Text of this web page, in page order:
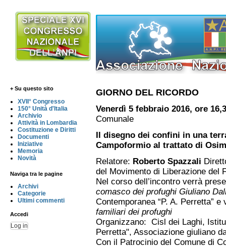
+ Su questo sito
XVII° Congresso
150° Unità d'Italia
Archivio
Attività in Lombardia
Costituzione e Diritti
Documenti
Iniziative
Memoria
Novità
Naviga tra le pagine
Archivi
Categorie
Ultimi commenti
Accedi
Log in
GIORNO DEL RICORDO
Venerdì 5 febbraio 2016, ore
Comunale
Il disegno dei confini in una
Campoformio al trattato di
Relatore: Roberto Spazzali
del Movimento di Liberazione del
Nel corso dell’incontro verrà
comasco dei profughi Giuliano
Contemporanea “P. A. Perretta”
familiari dei profughi
Organizzano: Cisl dei Laghi,
Perretta", Associazione giuliano
Con il Patrocinio del Comune di